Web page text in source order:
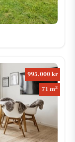
995.000 kr
71 m2